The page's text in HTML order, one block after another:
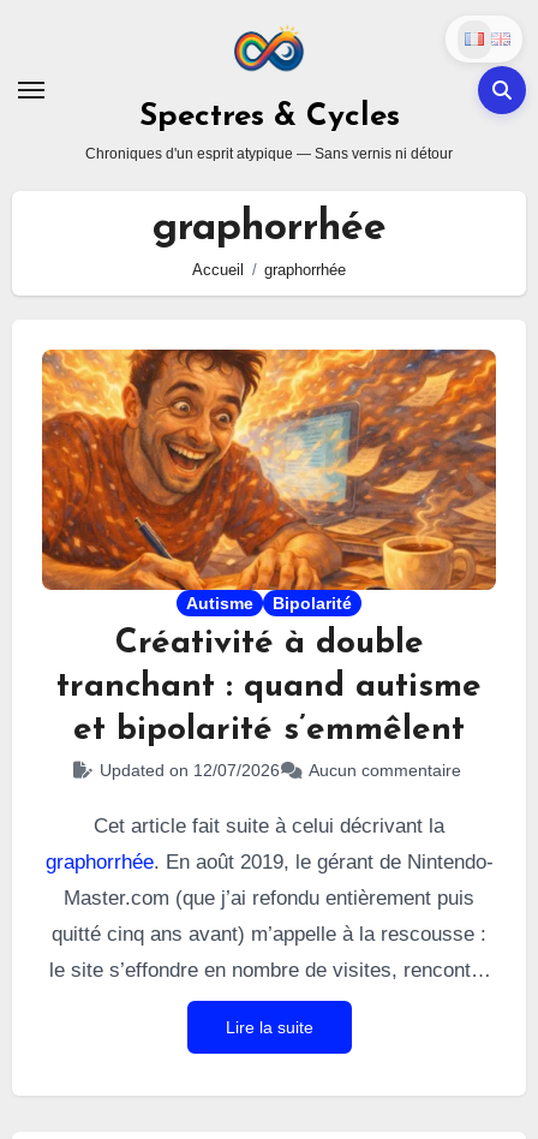
content
Spectres & Cycles
Chroniques d'un esprit atypique — Sans vernis ni détour
graphorrhée
Accueil graphorrhée
Autisme Bipolarité
Créativité à double
tranchant : quand autisme
et bipolarité s’emmêlent
Updated on 12/07/2026 Aucun commentaire
Cet article fait suite à celui décrivant la
graphorrhée. En août 2019, le gérant de Nintendo-
Master.com (que j’ai refondu entièrement puis
quitté cinq ans avant) m’appelle à la rescousse :
le site s’effondre en nombre de visites, rencontre
une panoplie de bugs et mérite une nouvelle
révision. Je viens de me faire hospitaliser pour la
Lire la suite